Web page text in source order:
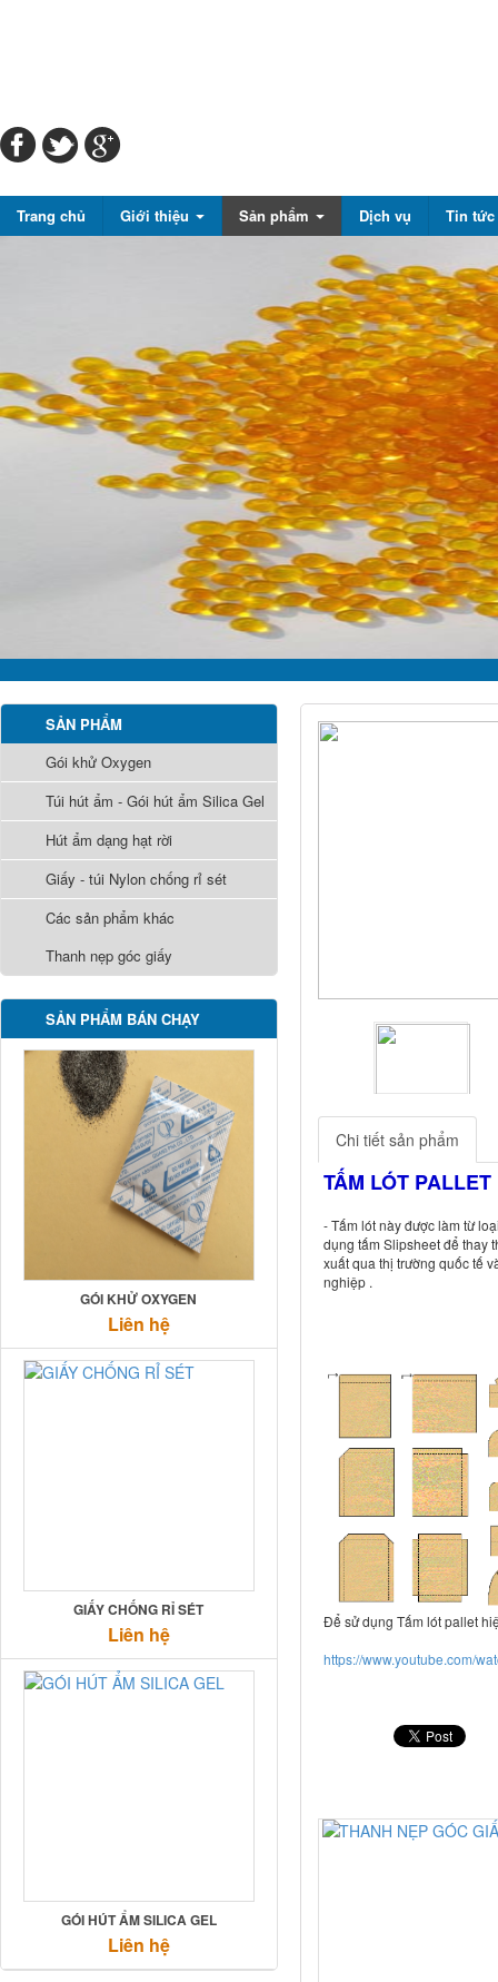
Trang chủ Giới thiệu Sản phẩm Dịch vụ Tin tức
SẢN PHẨM
Gói khử Oxygen
Túi hút ẩm - Gói hút ẩm Silica Gel
Hút ẩm dạng hạt rời
Giấy - túi Nylon chống rỉ sét
Các sản phẩm khác
Thanh nẹp góc giấy
SẢN PHẨM BÁN CHẠY
GÓI KHỬ OXYGEN
Liên hệ
GIẤY CHỐNG RỈ SÉT
Liên hệ
GÓI HÚT ẨM SILICA GEL
Liên hệ
Chi tiết sản phẩm
TẤM LÓT PALLET
- Tấm lót này được làm từ
dụng tấm Slipsheet để thay
xuất qua thị trường quốc tế
nghiệp .
Để sử dụng Tấm lót pallet
https://www.youtube.com/